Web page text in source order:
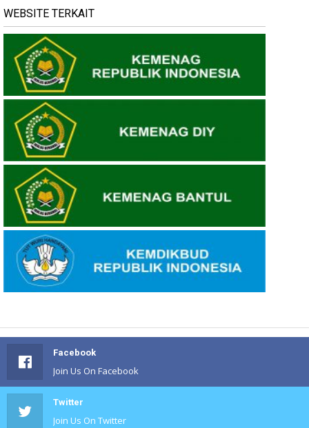
WEBSITE TERKAIT
Facebook
Join Us On Facebook
Twitter
Join Us On Twitter